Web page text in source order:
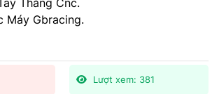
Thắng Cnc.
Máy Gbracing.
Lượt xem: 381